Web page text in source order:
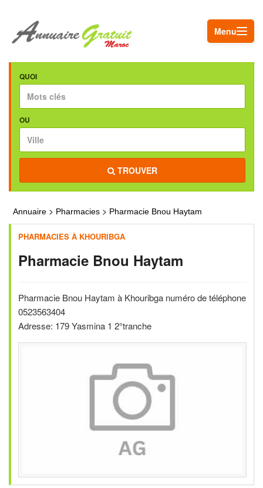
Menu
QUOI
OU
TROUVER
Annuaire > Pharmacies > Pharmacie Bnou Haytam
PHARMACIES À KHOURIBGA
Pharmacie Bnou Haytam
Pharmacie Bnou Haytam à Khouribga numéro de téléphone
0523563404
Adresse: 179 Yasmina 1 2°tranche